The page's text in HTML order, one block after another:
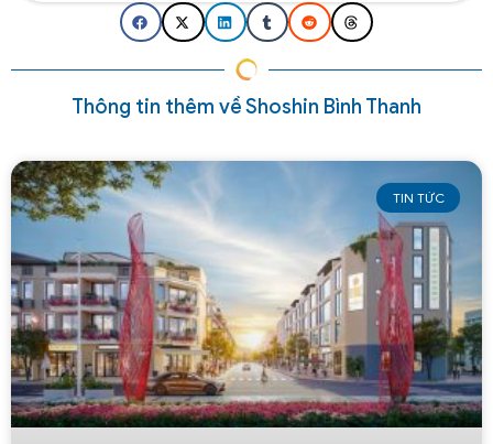
Thông tin thêm về Shoshin Bình Thanh
TIN TỨC